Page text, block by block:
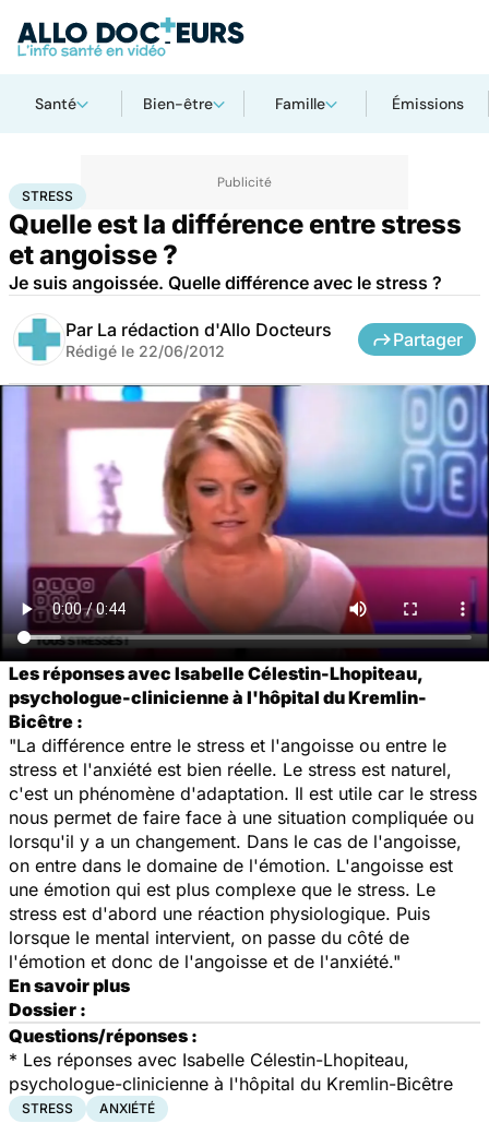
Santé Bien-être Famille Émissions
AccueilSanté
STRESS
Quelle est la différence entre stress
et angoisse ?
Je suis angoissée. Quelle différence avec le stress ?
Par La rédaction d'Allo Docteurs
Rédigé le 22/06/2012
Partager
Les réponses avec Isabelle Célestin-Lhopiteau,
psychologue-clinicienne à l'hôpital du Kremlin-
Bicêtre :
"La différence entre le stress et l'angoisse ou entre le
stress et l'anxiété est bien réelle. Le stress est naturel,
c'est un phénomène d'adaptation. Il est utile car le stress
nous permet de faire face à une situation compliquée ou
lorsqu'il y a un changement. Dans le cas de l'angoisse,
on entre dans le domaine de l'émotion. L'angoisse est
une émotion qui est plus complexe que le stress. Le
stress est d'abord une réaction physiologique. Puis
lorsque le mental intervient, on passe du côté de
l'émotion et donc de l'angoisse et de l'anxiété."
En savoir plus
Dossier :
Questions/réponses :
* Les réponses avec Isabelle Célestin-Lhopiteau,
psychologue-clinicienne à l'hôpital du Kremlin-Bicêtre
STRESS ANXIÉTÉ